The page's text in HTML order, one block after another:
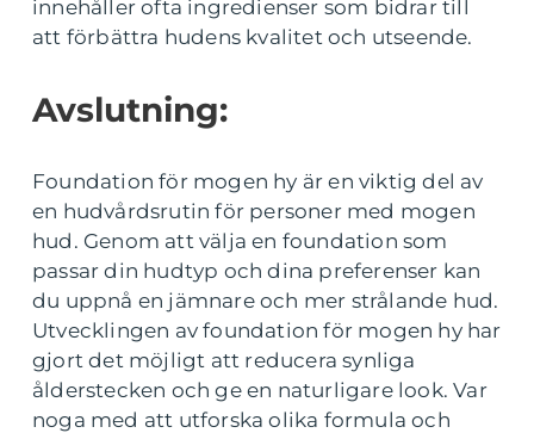
innehåller ofta ingredienser som bidrar till
att förbättra hudens kvalitet och utseende.
Avslutning:
Foundation för mogen hy är en viktig del av
en hudvårdsrutin för personer med mogen
hud. Genom att välja en foundation som
passar din hudtyp och dina preferenser kan
du uppnå en jämnare och mer strålande hud.
Utvecklingen av foundation för mogen hy har
gjort det möjligt att reducera synliga
ålderstecken och ge en naturligare look. Var
noga med att utforska olika formula och